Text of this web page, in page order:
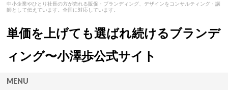
中小企業やひとり社長の方が売れる販促・ブランディング、デザインをコンサルティング・講
師として伝えています。全国に対応しています。
単価を上げても選ばれ続けるブランデ
ィング〜小澤歩公式サイト
MENU